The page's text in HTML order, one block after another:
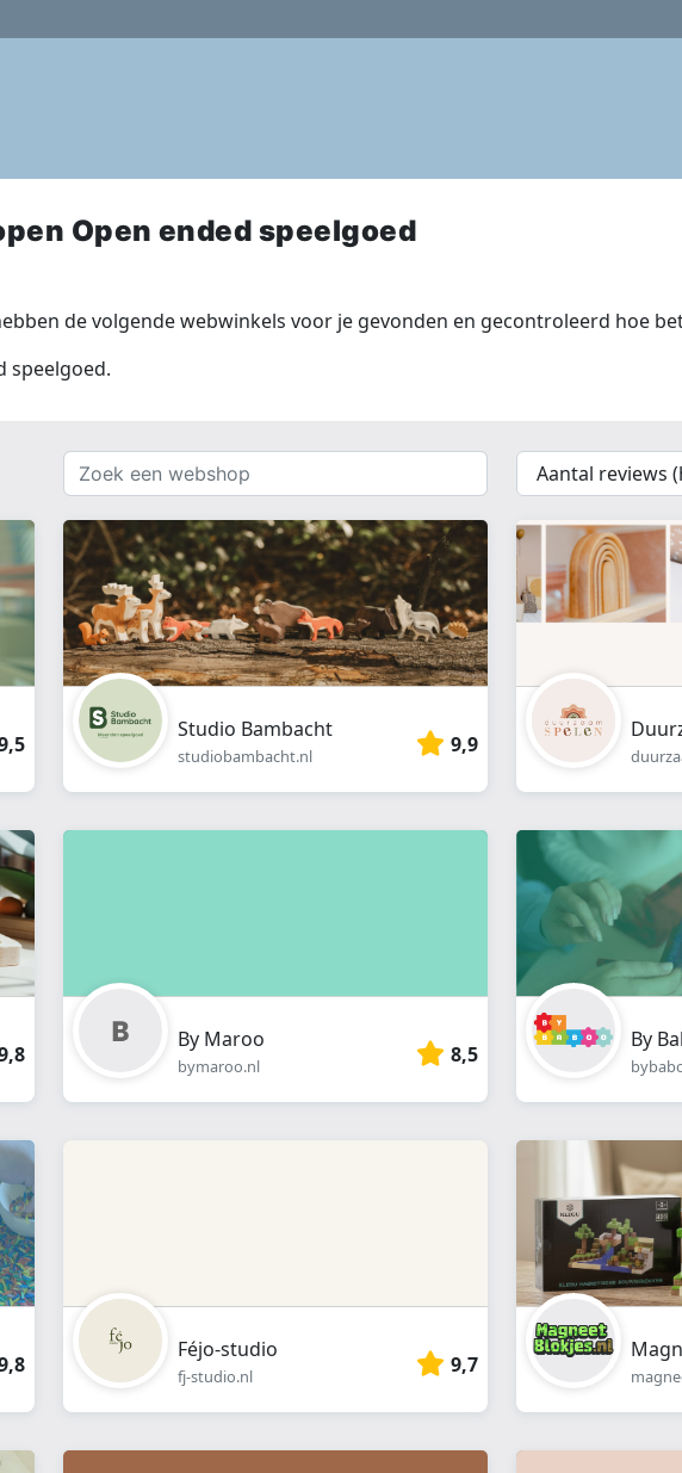
Open ended speelgoed
de volgende webwinkels voor je gevonden en gecontroleerd hoe
speelgoed.
Zoek
een
webshop
{{
__('Sort')
}}
Studio Bambacht
studiobambacht.nl 9,9
By Maroo
bymaroo.nl 8,5
By
Féjo-studio
fj-studio.nl 9,7